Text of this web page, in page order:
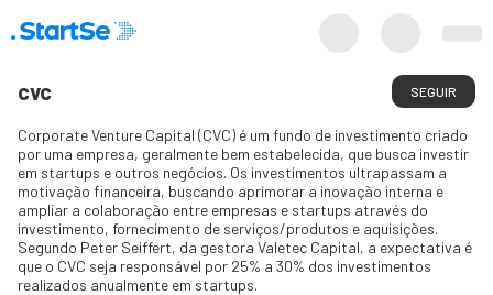
cvc SEGUIR
Corporate Venture Capital (CVC) é um fundo de investimento criado
por uma empresa, geralmente bem estabelecida, que busca investir
em startups e outros negócios. Os investimentos ultrapassam a
motivação financeira, buscando aprimorar a inovação interna e
ampliar a colaboração entre empresas e startups através do
investimento, fornecimento de serviços/produtos e aquisições.
Segundo Peter Seiffert, da gestora Valetec Capital, a expectativa é
que o CVC seja responsável por 25% a 30% dos investimentos
realizados anualmente em startups.